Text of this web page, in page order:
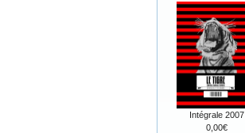
Intégrale 2007
0,00€